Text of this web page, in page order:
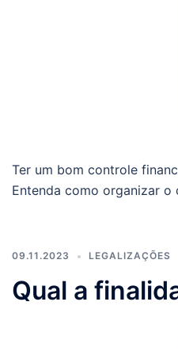
Ter um bom controle
Entenda como organizar
09.11.2023 LEGALIZAÇÕES
Qual a